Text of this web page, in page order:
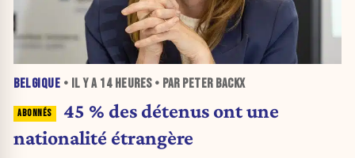
BELGIQUE • IL Y A 14 HEURES• PAR PETER BACKX
45 % des détenus ont une
nationalité étrangère